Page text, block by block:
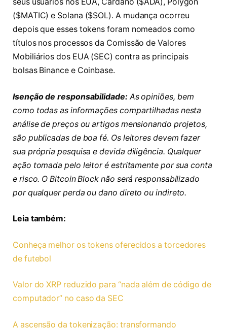
($MATIC) e Solana ($SOL). A mudança ocorreu
depois que esses tokens foram nomeados como
títulos nos processos da Comissão de Valores
Mobiliários dos EUA (SEC) contra as principais
bolsas Binance e Coinbase.
Isenção de responsabilidade:As opiniões, bem
como todas as informações compartilhadas nesta
análise de preços ou artigos mensionando projetos,
são publicadas de boa fé. Os leitores devem fazer
sua própria pesquisa e devida diligência. Qualquer
ação tomada pelo leitor é estritamente por sua conta
e risco. O Bitcoin Block não será responsabilizado
por qualquer perda ou dano direto ou indireto.
Leia também:
Conheça melhor os tokens oferecidos a torcedores
de futebol
Valor do XRP reduzido para “nada além de código de
computador” no caso da SEC
A ascensão da tokenização: transformando